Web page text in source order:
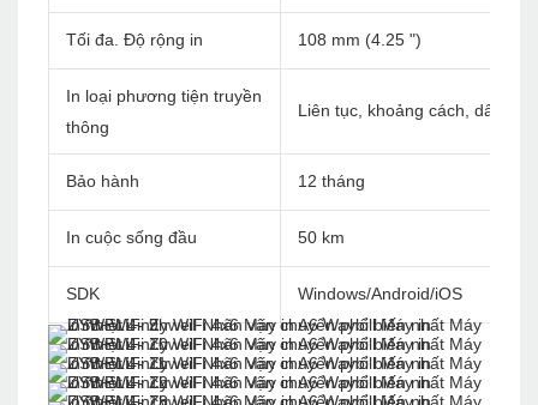
Tối đa. Độ rộng in 108 mm (4.25 ")
In loại phương tiện truyền
thông
Liên tục, khoảng cách, dấu
Bảo hành 12 tháng
In cuộc sống đầu 50 km
SDK Windows/Android/iOS